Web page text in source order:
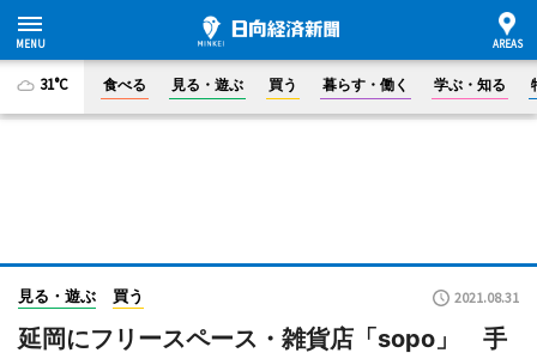
31°C 食べる 見る・遊ぶ 買う 暮らす・働く 学ぶ・知る
見る・遊ぶ 買う 2021.08.31
延岡にフリースペース・雑貨店「sopo」 手